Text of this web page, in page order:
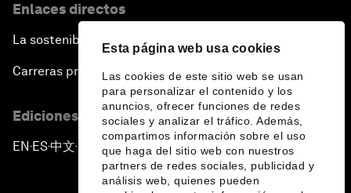
Esta página web usa cookies
Las cookies de este sitio web se usan
para personalizar el contenido y los
anuncios, ofrecer funciones de redes
sociales y analizar el tráfico. Además,
compartimos información sobre el uso
que haga del sitio web con nuestros
partners de redes sociales, publicidad y
análisis web, quienes pueden
Enlaces directos
La sostenibilidad en el Foro
Carreras profesionales
Ediciones en otros idiomas
EN ▪ES▪中文▪ 日本語